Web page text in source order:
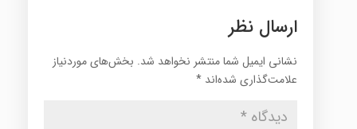
ارسال نظر
نشانی ایمیل شما منتشر نخواهد شد. بخش‌های موردنیاز
علامت‌گذاری شده‌اند *